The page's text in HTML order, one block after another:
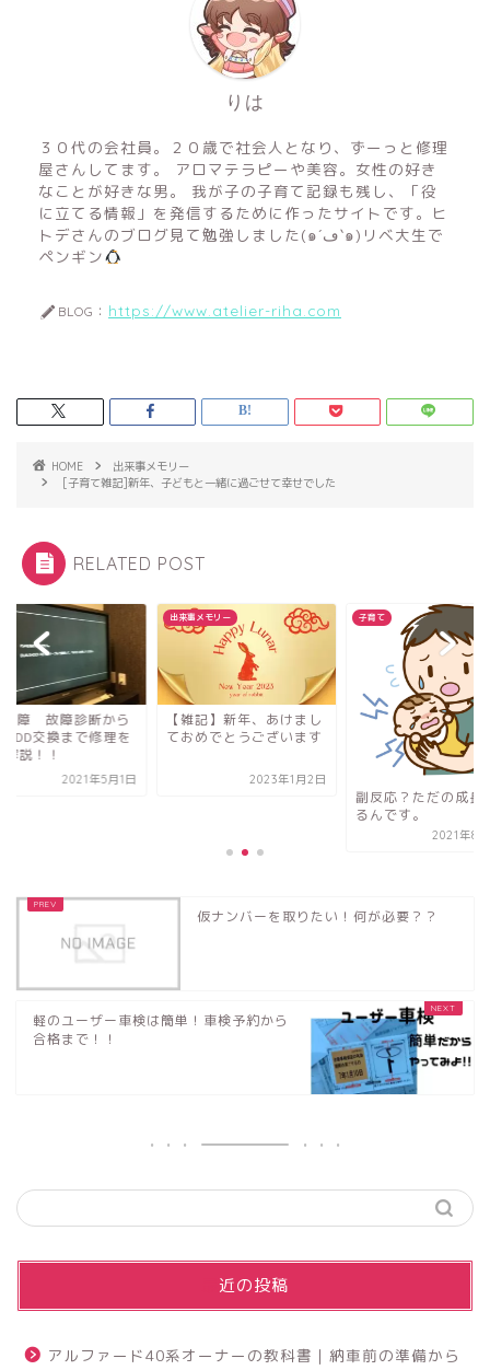
りは
３０代の会社員。２０歳で社会人となり、ずーっと修理
屋さんしてます。 アロマテラピーや美容。女性の好き
なことが好きな男。 我が子の子育て記録も残し、「役
に立てる情報」を発信するために作ったサイトです。ヒ
トデさんのブログ見て勉強しました(๑´ڡ`๑)リベ大生で
ペンギン
BLOG： https://www.atelier-riha.com
HOME
出来事メモリー
[子育て雑記]新年、子どもと一緒に過ごせて幸せでした
RELATED POST
故障 故障診断から
HDD交換まで修理を
説！！
2021年5月1日
出来事メモリー
【雑記】新年、あけまし
ておめでとうございます
2023年1月2日
子育て
副反応？ただの成長
るんです。
2021年8
仮ナンバーを取りたい！何が必要？？
軽のユーザー車検は簡単！車検予約から
合格まで！！
最近の投稿
アルファード40系オーナーの教科書｜納車前の準備から